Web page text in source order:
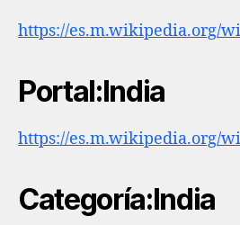
https://es.m.wikipedia.org/
Portal:India
https://es.m.wikipedia.org/
Categoría:India